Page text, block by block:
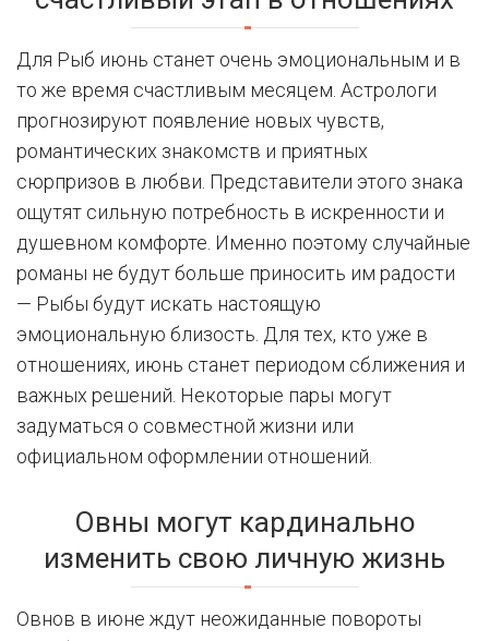
Для Рыб июнь станет очень эмоциональным и в
то же время счастливым месяцем. Астрологи
прогнозируют появление новых чувств,
романтических знакомств и приятных
сюрпризов в любви. Представители этого знака
ощутят сильную потребность в искренности и
душевном комфорте. Именно поэтому случайные
романы не будут больше приносить им радости
— Рыбы будут искать настоящую
эмоциональную близость. Для тех, кто уже в
отношениях, июнь станет периодом сближения и
важных решений. Некоторые пары могут
задуматься о совместной жизни или
официальном оформлении отношений.
Овны могут кардинально
изменить свою личную жизнь
Овнов в июне ждут неожиданные повороты